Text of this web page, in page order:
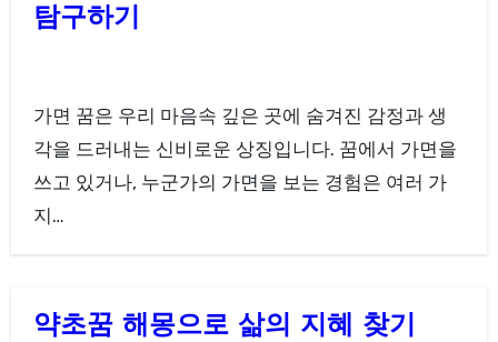
탐구하기
가면 꿈은 우리 마음속 깊은 곳에 숨겨진 감정과 생
각을 드러내는 신비로운 상징입니다. 꿈에서 가면을
쓰고 있거나, 누군가의 가면을 보는 경험은 여러 가
지…
약초꿈 해몽으로 삶의 지혜 찾기